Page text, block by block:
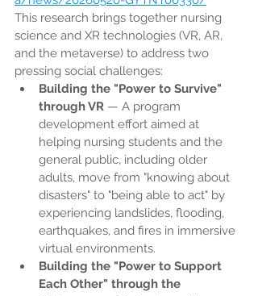
This research brings together nursing
science and XR technologies (VR, AR,
and the metaverse) to address two
pressing social challenges:
Building the "Power to Survive"
through VR — A program
development effort aimed at
helping nursing students and the
general public, including older
adults, move from "knowing about
disasters" to "being able to act" by
experiencing landslides, flooding,
earthquakes, and fires in immersive
virtual environments.
Building the "Power to Support
Each Other" through the